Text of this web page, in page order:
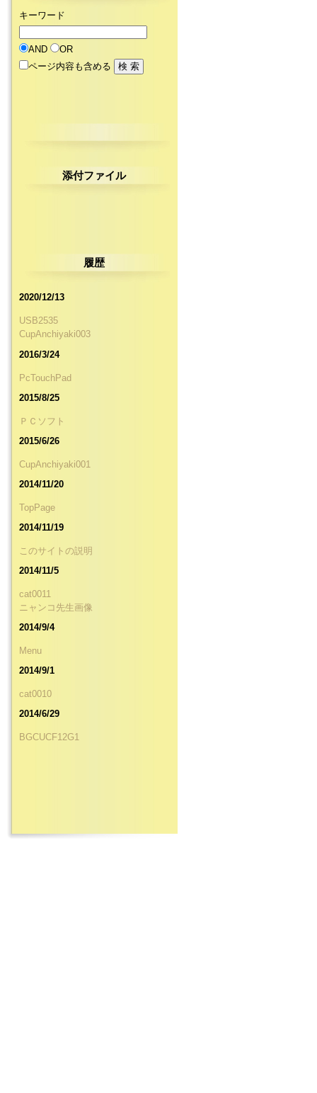
キーワード
AND
OR
ページ内容も含める
添付ファイル
履歴
2020/12/13
USB2535
CupAnchiyaki003
2016/3/24
PcTouchPad
2015/8/25
ＰＣソフト
2015/6/26
CupAnchiyaki001
2014/11/20
TopPage
2014/11/19
このサイトの説明
2014/11/5
cat0011
ニャンコ先生画像
2014/9/4
Menu
2014/9/1
cat0010
2014/6/29
BGCUCF12G1